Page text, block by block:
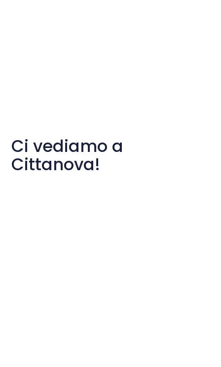
Ci vediamo a
Cittanova!